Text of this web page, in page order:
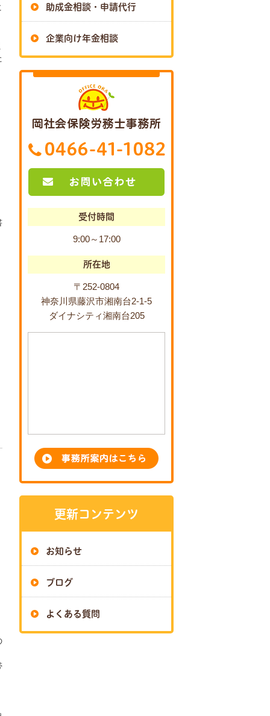
助成金相談・申請代行
企業向け年金相談
受付時間
9:00～17:00
所在地
〒252-0804
神奈川県藤沢市湘南台2-1-5
ダイナシティ湘南台205
更新コンテンツ
お知らせ
ブログ
よくある質問